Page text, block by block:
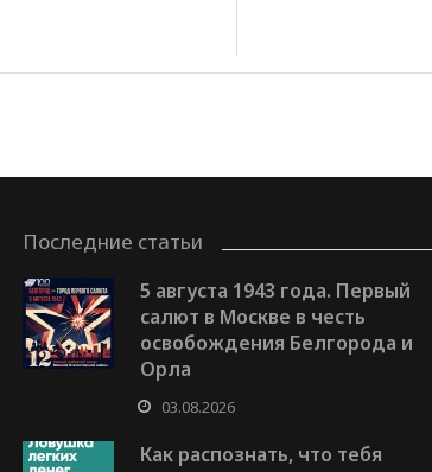
Последние статьи
5 августа 1943 года. Первый
салют в Москве в честь
освобождения Белгорода и
Орла
03.08.2026
Как распознать, что тебя